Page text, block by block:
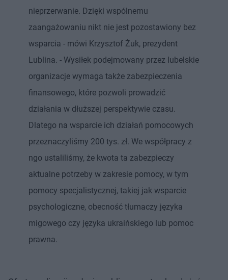
nieprzerwanie. Dzięki wspólnemu
zaangażowaniu nikt nie jest pozostawiony bez
wsparcia - mówi Krzysztof Żuk, prezydent
Lublina. - Wysiłek podejmowany przez lubelskie
organizacje wymaga także zabezpieczenia
finansowego, które pozwoli prowadzić
działania w dłuższej perspektywie czasu.
Dlatego na wsparcie ich działań pomocowych
przeznaczyliśmy 200 tys. zł. We współpracy z
ngo ustaliliśmy, że kwota ta zabezpieczy
aktualne potrzeby w zakresie pomocy, w tym
pomocy specjalistycznej, takiej jak wsparcie
psychologiczne, obecność tłumaczy języka
migowego czy języka ukraińskiego lub pomoc
prawna.